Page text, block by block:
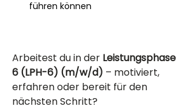
führen können
Arbeitest du in der Leistungsphase
6 (LPH-6) (m/w/d) – motiviert,
erfahren oder bereit für den
nächsten Schritt?